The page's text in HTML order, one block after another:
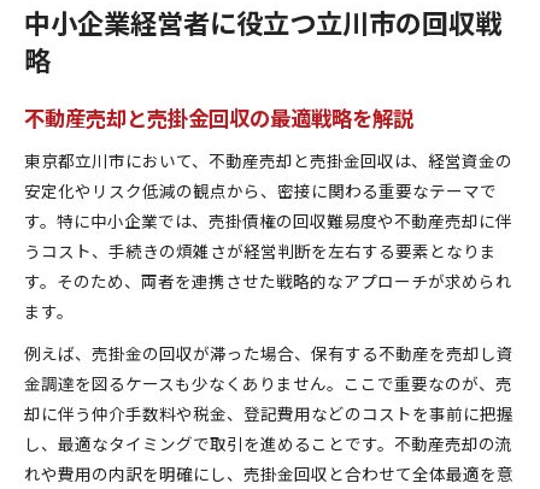
中小企業経営者に役立つ立川市の回収戦
略
不動産売却と売掛金回収の最適戦略を解説
東京都立川市において、不動産売却と売掛金回収は、経営資金の
安定化やリスク低減の観点から、密接に関わる重要なテーマで
す。特に中小企業では、売掛債権の回収難易度や不動産売却に伴
うコスト、手続きの煩雑さが経営判断を左右する要素となりま
す。そのため、両者を連携させた戦略的なアプローチが求められ
ます。
例えば、売掛金の回収が滞った場合、保有する不動産を売却し資
金調達を図るケースも少なくありません。ここで重要なのが、売
却に伴う仲介手数料や税金、登記費用などのコストを事前に把握
し、最適なタイミングで取引を進めることです。不動産売却の流
れや費用の内訳を明確にし、売掛金回収と合わせて全体最適を意